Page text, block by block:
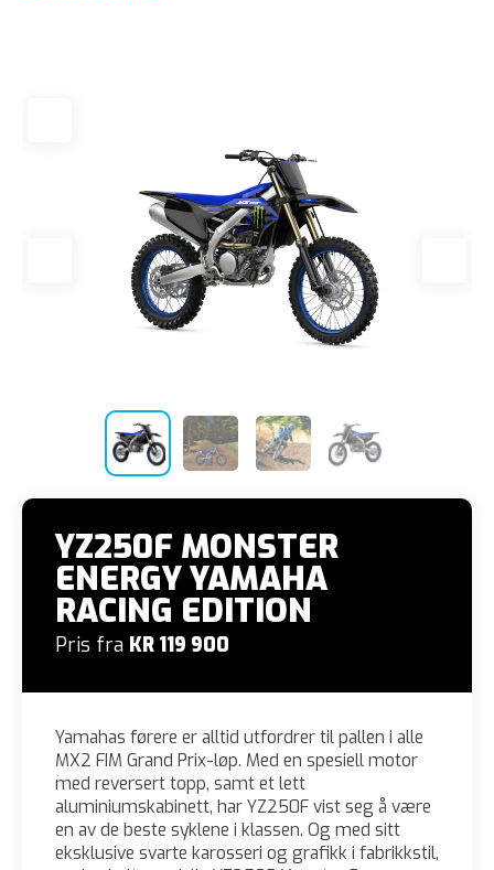
YZ250F MONSTER
ENERGY YAMAHA
RACING EDITION
Pris fra KR 119 900
Yamahas førere er alltid utfordrer til pallen i alle
MX2 FIM Grand Prix-løp. Med en spesiell motor
med reversert topp, samt et lett
aluminiumskabinett, har YZ250F vist seg å være
en av de beste syklene i klassen. Og med sitt
eksklusive svarte karosseri og grafikk i fabrikkstil,